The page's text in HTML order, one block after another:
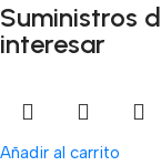
Suministros
interesar
Añadir al carrito